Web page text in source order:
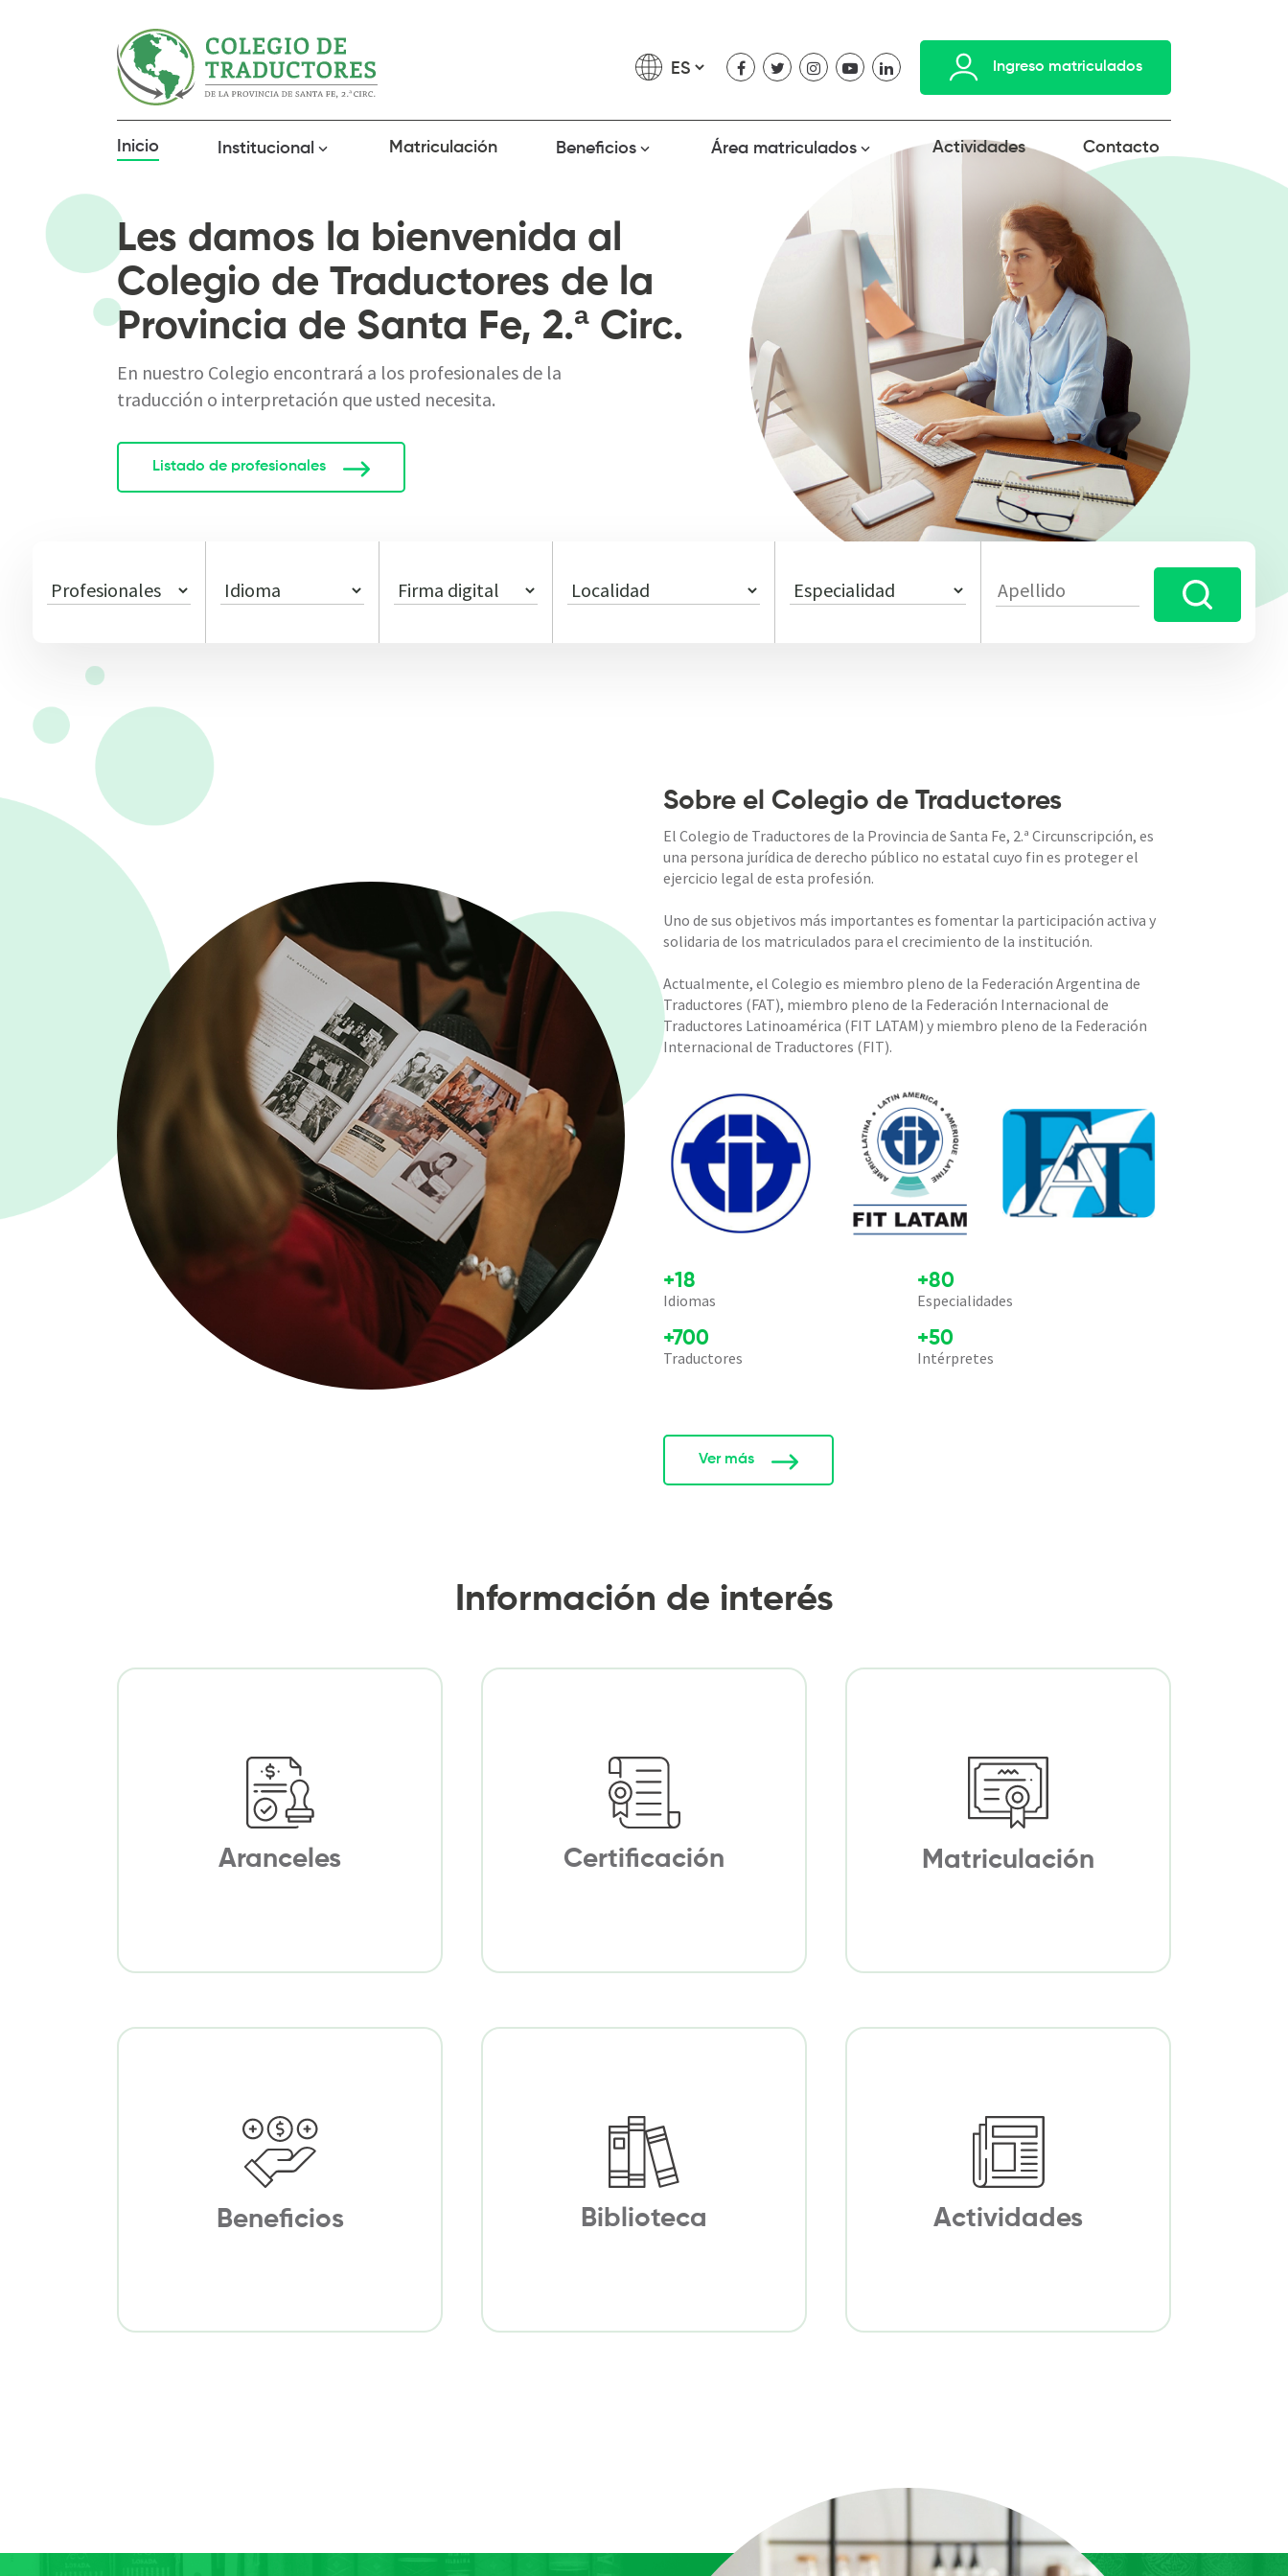
Ingreso matriculados
Inicio Institucional Matriculación Beneficios Área matriculados Actividades Contacto
Les damos la bienvenida al
Colegio de Traductores de la
Provincia de Santa Fe, 2.ª Circ.
En nuestro Colegio encontrará a los profesionales de la
traducción o interpretación que usted necesita.
Listado de profesionales
Sobre el Colegio de Traductores
El Colegio de Traductores de la Provincia de Santa Fe, 2.ª Circunscripción, es
una persona jurídica de derecho público no estatal cuyo fin es proteger el
ejercicio legal de esta profesión.
Uno de sus objetivos más importantes es fomentar la participación activa y
solidaria de los matriculados para el crecimiento de la institución.
Actualmente, el Colegio es miembro pleno de la Federación Argentina de
Traductores (FAT), miembro pleno de la Federación Internacional de
Traductores Latinoamérica (FIT LATAM) y miembro pleno de la Federación
Internacional de Traductores (FIT).
+18
Idiomas
+80
Especialidades
+700
Traductores
+50
Intérpretes
Ver más
Información de interés
Aranceles Certificación Matriculación
Beneficios Biblioteca Actividades